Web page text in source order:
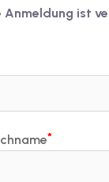
Anmeldung ist